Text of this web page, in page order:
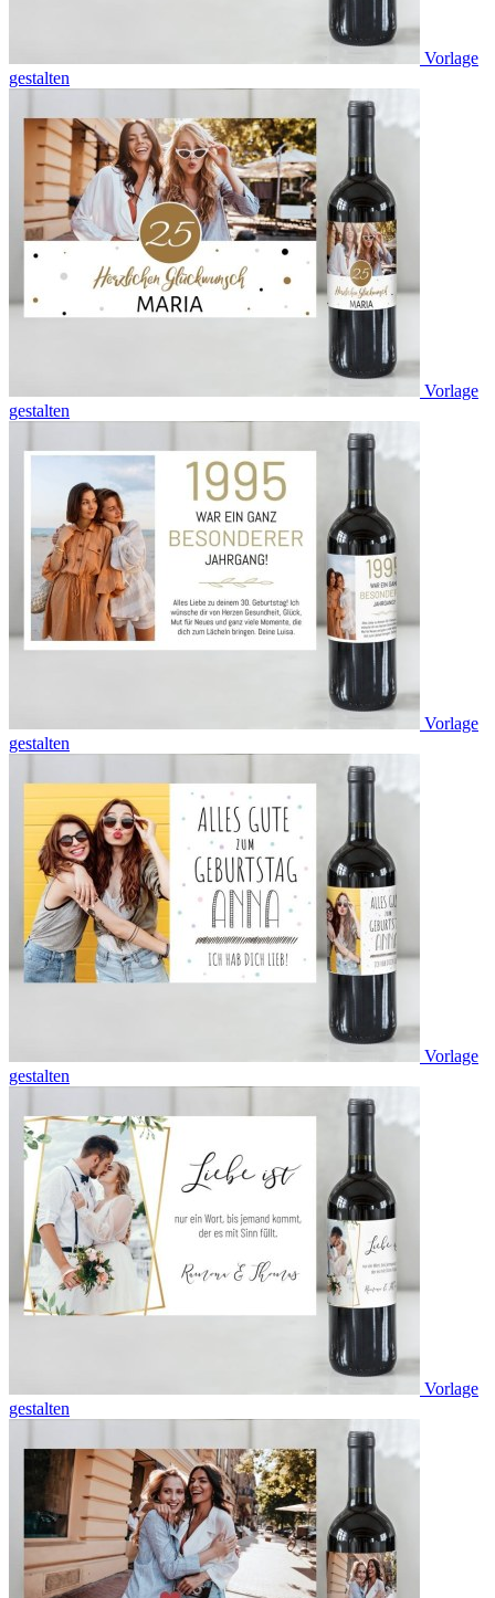
Vorlage
gestalten
Vorlage
gestalten
Vorlage
gestalten
Vorlage
gestalten
Vorlage
gestalten